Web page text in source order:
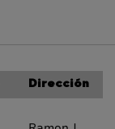
Dirección